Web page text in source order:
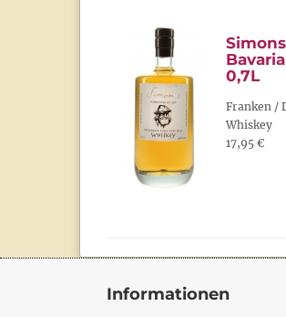
0,7L
Franken /
Whiskey
17,95 €
Informationen